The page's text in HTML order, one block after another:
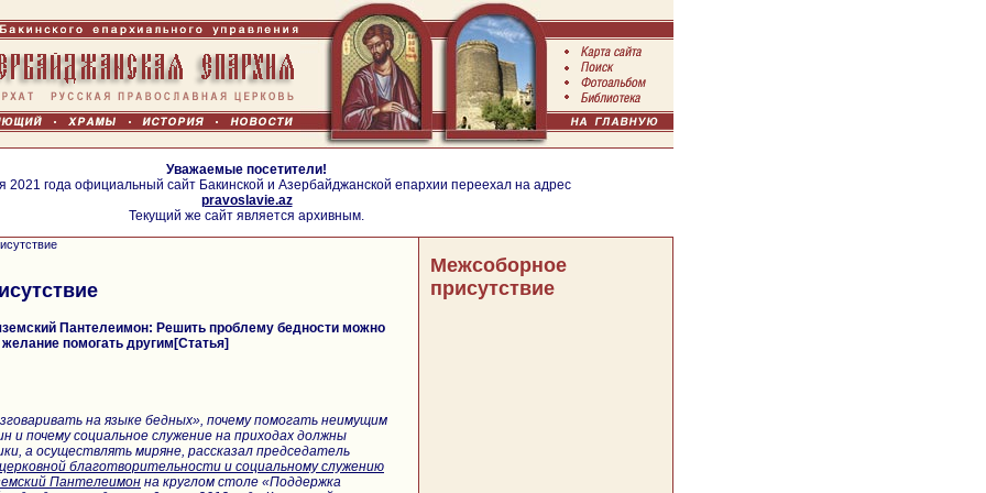
Уважаемые посетители!
2021 года официальный сайт Бакинской и Азербайджанской епархии переехал на адрес
pravoslavie.az
Текущий же сайт является архивным.
Пантелеимон: Решить проблему бедности можно
помогать другим[Статья]
на языке бедных», почему помогать неимущим
и почему социальное служение на приходах должны
а осуществлять миряне, рассказал председатель
благотворительности и социальному служению
Пантелеимон на круглом столе «Поддержка
Межсоборное
присутствие